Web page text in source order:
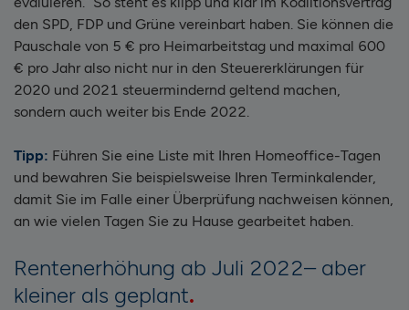
den SPD, FDP und Grüne vereinbart haben. Sie können die
Pauschale von 5 € pro Heimarbeitstag und maximal 600
€ pro Jahr also nicht nur in den Steuererklärungen für
2020 und 2021 steuermindernd geltend machen,
sondern auch weiter bis Ende 2022.
Tipp: Führen Sie eine Liste mit Ihren Homeoffice-Tagen
und bewahren Sie beispielsweise Ihren Terminkalender,
damit Sie im Falle einer Überprüfung nachweisen können,
an wie vielen Tagen Sie zu Hause gearbeitet haben.
Rentenerhöhung ab Juli 2022– aber
kleiner als geplant